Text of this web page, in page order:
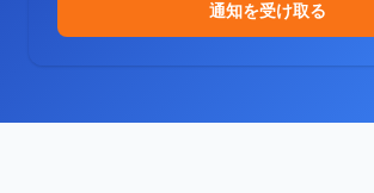
通知を受け取る